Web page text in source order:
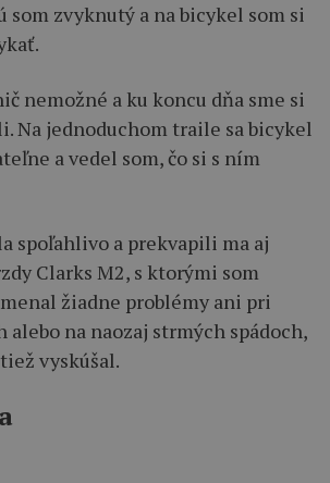
som zvyknutý a na bicykel som si
nemožné a ku koncu dňa sme si
Na jednoduchom traile sa bicykel
a vedel som, čo si s ním
spoľahlivo a prekvapili ma aj
Clarks M2, s ktorými som
žiadne problémy ani pri
alebo na naozaj strmých spádoch,
vyskúšal.